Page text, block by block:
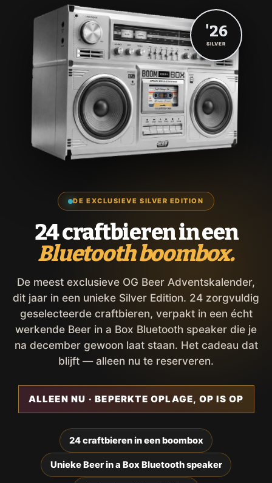
DE EXCLUSIEVE SILVER EDITION
24 craftbieren in een
Bluetooth boombox.
De meest exclusieve OG Beer Adventskalender,
dit jaar in een unieke Silver Edition. 24 zorgvuldig
geselecteerde craftbieren, verpakt in een écht
werkende Beer in a Box Bluetooth speaker die je
na december gewoon laat staan. Het cadeau dat
blijft — alleen nu te reserveren.
ALLEEN NU · BEPERKTE OPLAGE, OP IS OP
24 craftbieren in een boombox
Unieke Beer in a Box Bluetooth speaker
'26
SILVER